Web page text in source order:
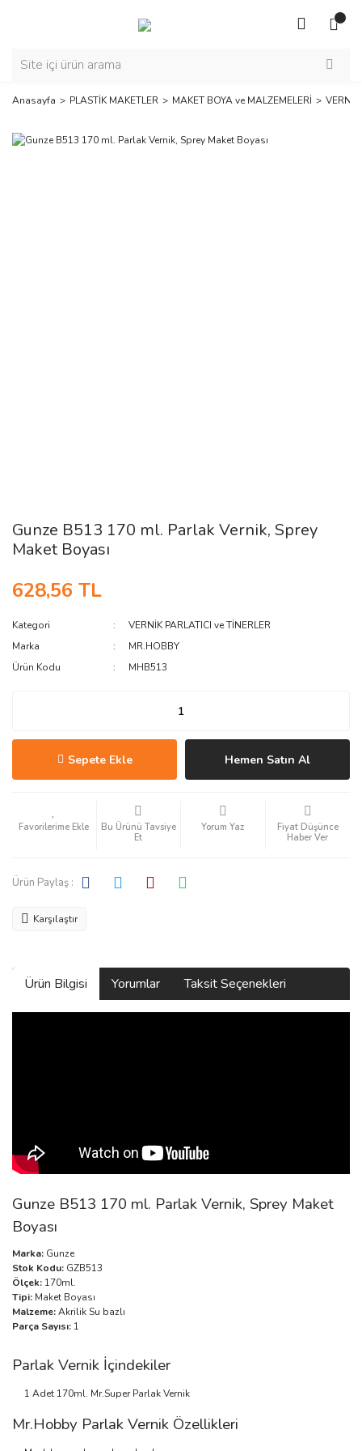
Anasayfa PLASTİK MAKETLER MAKET BOYA ve MALZEMELERİ VERNİK
Gunze B513 170 ml. Parlak Vernik, Sprey
Maket Boyası
628,56 TL
Kategori
VERNİK PARLATICI ve TİNERLER
Marka
MR.HOBBY
Ürün Kodu
MHB513
Sepete Ekle Hemen Satın Al
Bu Ürünü Tavsiye
Et
Yorum Yaz
Fiyat Düşünce
Haber Ver
Ürün Paylaş :
Karşılaştır
Ürün Bilgisi Yorumlar Taksit Seçenekleri
Gunze B513 170 ml. Parlak Vernik, Sprey Maket
Boyası
Marka: Gunze
Stok Kodu: GZB513
Ölçek: 170ml.
Tipi: Maket Boyası
Malzeme:Akrilik Su bazlı
Parça Sayısı: 1
Parlak Vernik İçindekiler
1 Adet 170ml. Mr.Super Parlak Vernik
Mr.Hobby Parlak Vernik Özellikleri